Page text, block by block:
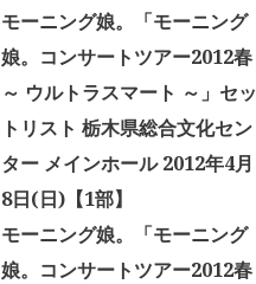
モーニング娘。「モーニング
娘。コンサートツアー2012春
～ ウルトラスマート ～」セッ
トリスト 栃木県総合文化セン
ター メインホール 2012年4月
8日(日)【1部】
モーニング娘。「モーニング
娘。コンサートツアー2012春